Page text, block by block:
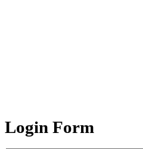
Login Form